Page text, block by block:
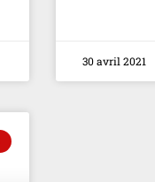
30 avril 2021